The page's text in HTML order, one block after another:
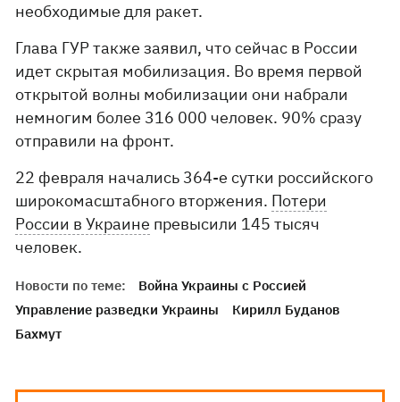
необходимые для ракет.
Глава ГУР также заявил, что сейчас в России
идет скрытая мобилизация. Во время первой
открытой волны мобилизации они набрали
немногим более 316 000 человек. 90% сразу
отправили на фронт.
22 февраля начались 364-е сутки российского
широкомасштабного вторжения. Потери
России в Украине превысили 145 тысяч
человек.
Новости по теме:
Война Украины с Россией
Управление разведки Украины
Кирилл Буданов
Бахмут